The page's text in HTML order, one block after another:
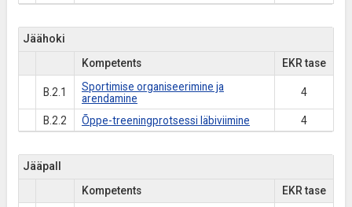
Jäähoki
Kompetents EKR tase
B.2.1
Sportimise organiseerimine ja
arendamine
4
B.2.2 Õppe-treeningprotsessi läbiviimine 4
Jääpall
Kompetents EKR tase